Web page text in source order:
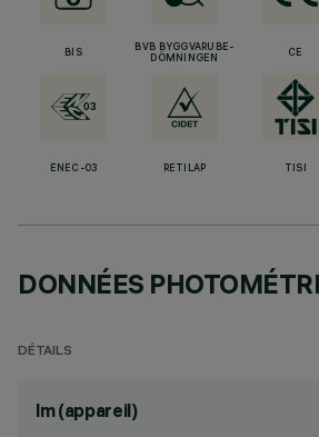
BIS
BVB BYGGVARUBE-
DÖMNINGEN
CE
ENEC-03 RETILAP TISI
DONNÉES
DÉTAILS
lm (appareil)